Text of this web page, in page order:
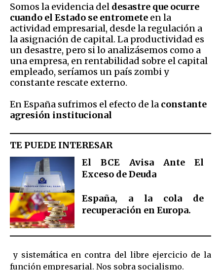
Somos la evidencia del desastre que ocurre
cuando el Estado se entromete en la
actividad empresarial, desde la regulación a
la asignación de capital. La productividad es
un desastre, pero si lo analizásemos como a
una empresa, en rentabilidad sobre el capital
empleado, seríamos un país zombi y
constante rescate externo.
En España sufrimos el efecto de la constante
agresión institucional
TE PUEDE INTERESAR
El BCE Avisa Ante El
Exceso de Deuda
España, a la cola de
recuperación en Europa.
y sistemática en contra del libre ejercicio de la
función empresarial. Nos sobra socialismo.